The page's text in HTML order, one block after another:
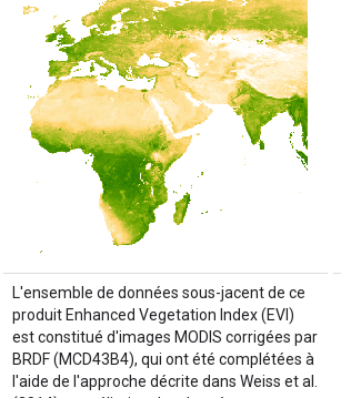
L'ensemble de données sous-jacent de ce
produit Enhanced Vegetation Index (EVI)
est constitué d'images MODIS corrigées par
BRDF (MCD43B4), qui ont été complétées à
l'aide de l'approche décrite dans Weiss et al.